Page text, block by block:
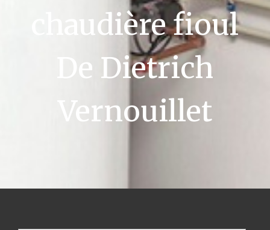
chaudière fioul
De Dietrich
Vernouillet